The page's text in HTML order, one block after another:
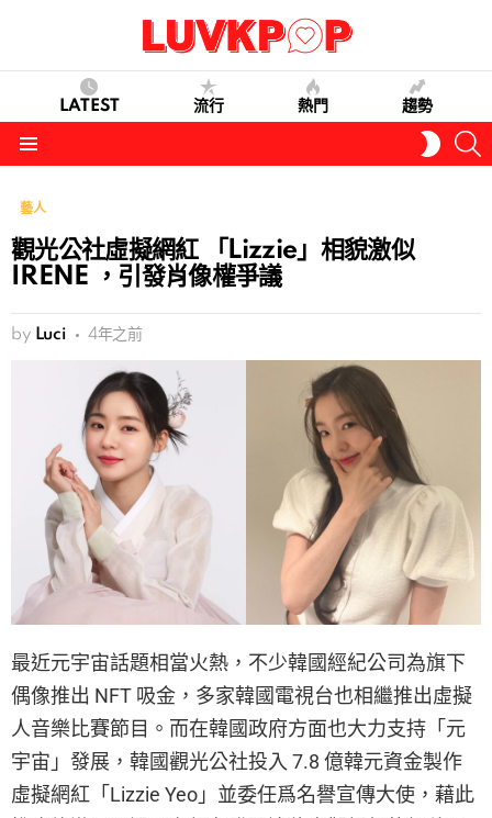
LATEST 流行 熱門 趨勢
SKIN
藝人
觀光公社虛擬網紅 「Lizzie」相貌激似
IRENE ，引發肖像權爭議
by Luci 4年之前
最近元宇宙話題相當火熱，不少韓國經紀公司為旗下
偶像推出 NFT 吸金，多家韓國電視台也相繼推出虛擬
人音樂比賽節目。而在韓國政府方面也大力支持「元
宇宙」發展，韓國觀光公社投入 7.8 億韓元資金製作
虛擬網紅「Lizzie Yeo」並委任爲名譽宣傳大使，藉此